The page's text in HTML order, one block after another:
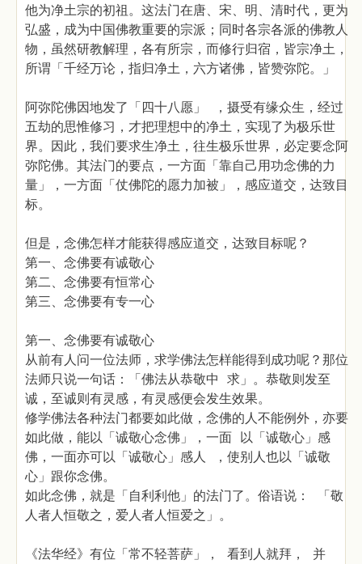
他为净土宗的初祖。这法门在唐、宋、明、清时代，更为
弘盛，成为中国佛教重要的宗派；同时各宗各派的佛教人
物，虽然研教解理，各有所宗，而修行归宿，皆宗净土，
所谓「千经万论，指归净土，六方诸佛，皆赞弥陀。」
阿弥陀佛因地发了「四十八愿」 ，摄受有缘众生，经过
五劫的思惟修习，才把理想中的净土，实现了为极乐世
界。因此，我们要求生净土，往生极乐世界，必定要念阿
弥陀佛。其法门的要点，一方面「靠自己用功念佛的力
量」，一方面「仗佛陀的愿力加被」，感应道交，达致目
标。
但是，念佛怎样才能获得感应道交，达致目标呢？
第一、念佛要有诚敬心
第二、念佛要有恒常心
第三、念佛要有专一心
第一、念佛要有诚敬心
从前有人问一位法师，求学佛法怎样能得到成功呢？那位
法师只说一句话：「佛法从恭敬中 求」。恭敬则发至
诚，至诚则有灵感，有灵感便会发生效果。
修学佛法各种法门都要如此做，念佛的人不能例外，亦要
如此做，能以「诚敬心念佛」，一面 以「诚敬心」感
佛，一面亦可以「诚敬心」感人 ，使别人也以「诚敬
心」跟你念佛。
如此念佛，就是「自利利他」的法门了。俗语说： 「敬
人者人恒敬之，爱人者人恒爱之」。
《法华经》有位「常不轻菩萨」， 看到人就拜， 并